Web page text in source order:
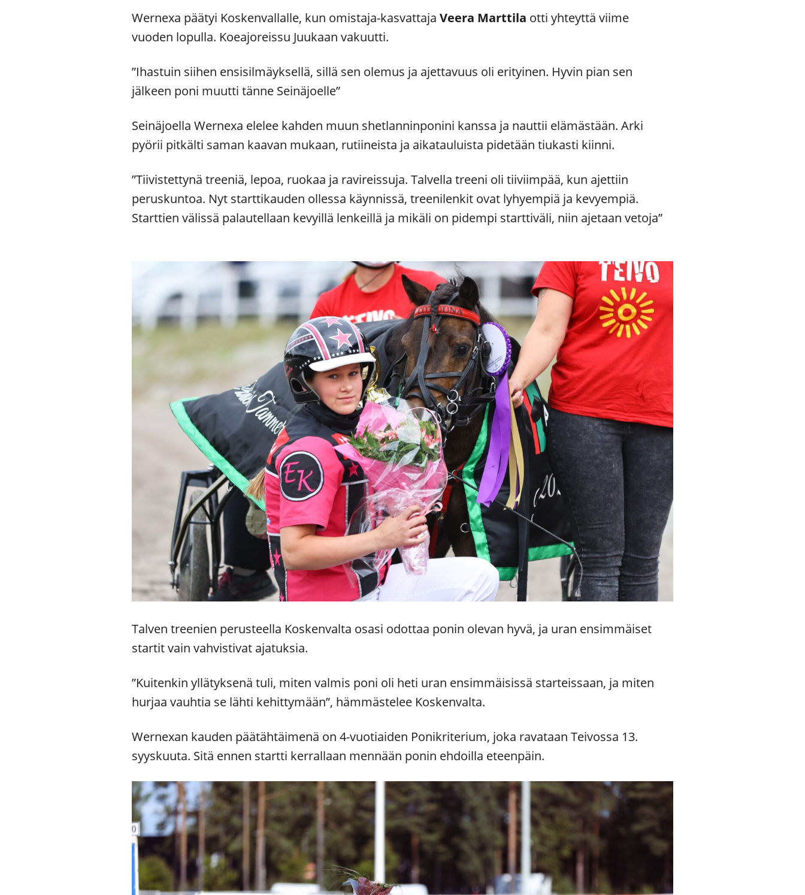
Wernexa päätyi Koskenvallalle, kun omistaja-kasvattajaVeera Marttila otti yhteyttä viime
vuoden lopulla. Koeajoreissu Juukaan vakuutti.
”Ihastuin siihen ensisilmäyksellä, sillä sen olemus ja ajettavuus oli erityinen. Hyvin pian sen
jälkeen poni muutti tänne Seinäjoelle”
Seinäjoella Wernexa elelee kahden muun shetlanninponini kanssa ja nauttii elämästään. Arki
pyörii pitkälti saman kaavan mukaan, rutiineista ja aikatauluista pidetään tiukasti kiinni.
”Tiivistettynä treeniä, lepoa, ruokaa ja ravireissuja. Talvella treeni oli tiiviimpää, kun ajettiin
peruskuntoa. Nyt starttikauden ollessa käynnissä, treenilenkit ovat lyhyempiä ja kevyempiä.
Starttien välissä palautellaan kevyillä lenkeillä ja mikäli on pidempi starttiväli, niin ajetaan vetoja”
Talven treenien perusteella Koskenvalta osasi odottaa ponin olevan hyvä, ja uran ensimmäiset
startit vain vahvistivat ajatuksia.
”Kuitenkin yllätyksenä tuli, miten valmis poni oli heti uran ensimmäisissä starteissaan, ja miten
hurjaa vauhtia se lähti kehittymään”, hämmästelee Koskenvalta.
Wernexan kauden päätähtäimenä on 4-vuotiaiden Ponikriterium, joka ravataan Teivossa 13.
syyskuuta. Sitä ennen startti kerrallaan mennään ponin ehdoilla eteenpäin.